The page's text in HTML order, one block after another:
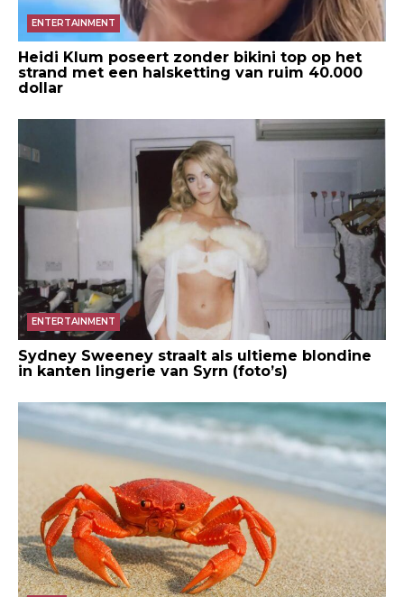
ENTERTAINMENT
Heidi Klum poseert zonder bikini top op het
strand met een halsketting van ruim 40.000
dollar
ENTERTAINMENT
Sydney Sweeney straalt als ultieme blondine
in kanten lingerie van Syrn (foto’s)